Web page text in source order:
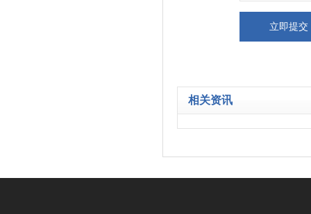
相关资讯